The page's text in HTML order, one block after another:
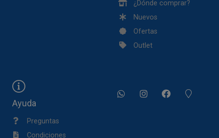
¿Dónde comprar?
Nuevos
Ofertas
Outlet
Ayuda
Preguntas
Condiciones